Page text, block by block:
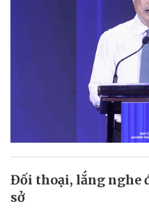
Đối thoại, lắng nghe
sở